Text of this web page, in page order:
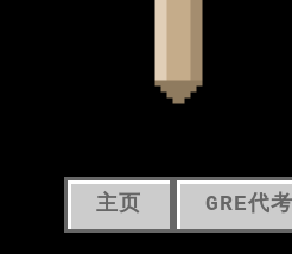
主页 GRE代考